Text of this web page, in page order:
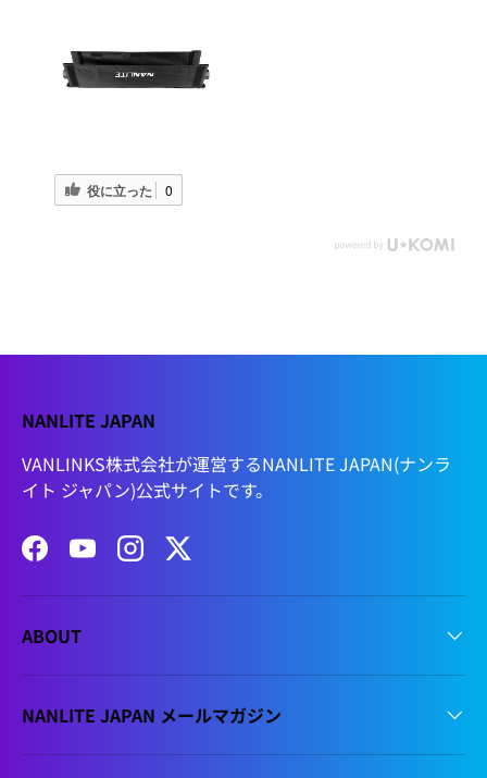
役に立った 0
NANLITE JAPAN
VANLINKS株式会社が運営するNANLITE JAPAN(ナンラ
イト ジャパン)公式サイトです。
FacebookYouTubeInstagramTwitter
ABOUT
NANLITE JAPAN メールマガジン